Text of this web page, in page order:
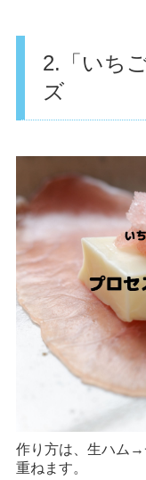
2.「いち
ズ
作り方は、生ハム
重ねます。